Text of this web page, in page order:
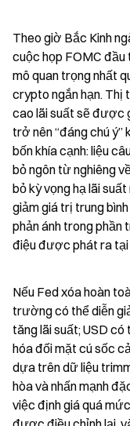
Theo giờ Bắc Kinh
cuộc họp FOMC đầu
mô quan trọng nhất
crypto ngắn hạn. Thị
cao lãi suất sẽ được
trở nên “đáng chú ý”
bốn khía cạnh: liệu
bỏ ngôn từ nghiêng
bỏ kỳ vọng hạ lãi
giảm giá trị trung
phản ánh trong phần
điệu được phát ra tại
Nếu Fed xóa hoàn
trường có thể diễn
tăng lãi suất; USD có
hóa đối mặt cú sốc
dựa trên dữ liệu
hòa và nhấn mạnh
việc định giá quá